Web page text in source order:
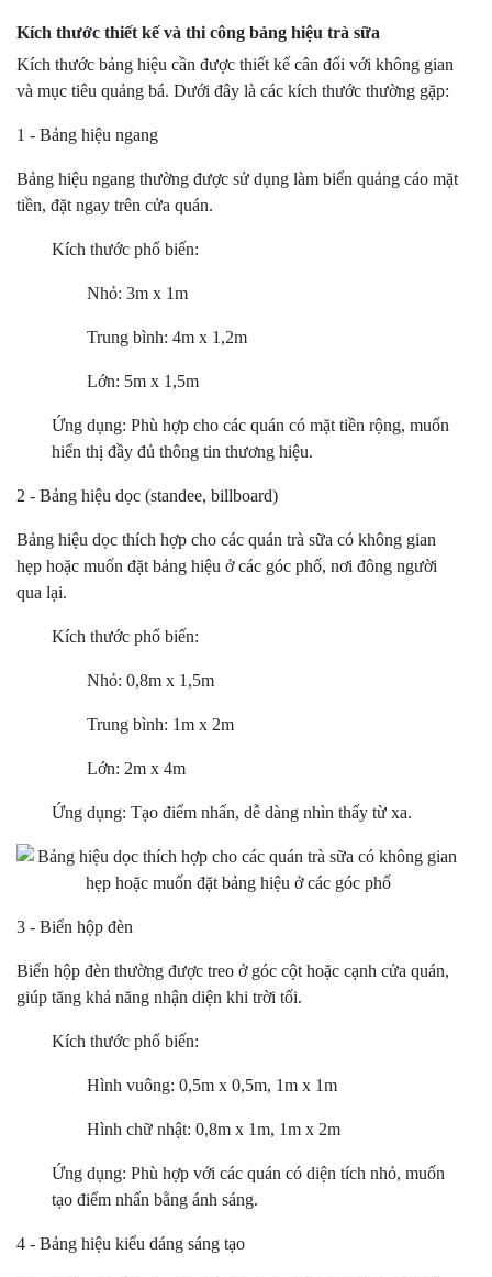
Kích thước thiết kế và thi công bảng hiệu trà sữa
Kích thước bảng hiệu cần được thiết kế cân đối với không gian
và mục tiêu quảng bá. Dưới đây là các kích thước thường gặp:
1 - Bảng hiệu ngang
Bảng hiệu ngang thường được sử dụng làm biển quảng cáo mặt
tiền, đặt ngay trên cửa quán.
Kích thước phổ biến:
Nhỏ: 3m x 1m
Trung bình: 4m x 1,2m
Lớn: 5m x 1,5m
Ứng dụng: Phù hợp cho các quán có mặt tiền rộng, muốn
hiển thị đầy đủ thông tin thương hiệu.
2 - Bảng hiệu dọc (standee, billboard)
Bảng hiệu dọc thích hợp cho các quán trà sữa có không gian
hẹp hoặc muốn đặt bảng hiệu ở các góc phố, nơi đông người
qua lại.
Kích thước phổ biến:
Nhỏ: 0,8m x 1,5m
Trung bình: 1m x 2m
Lớn: 2m x 4m
Ứng dụng: Tạo điểm nhấn, dễ dàng nhìn thấy từ xa.
3 - Biển hộp đèn
Biển hộp đèn thường được treo ở góc cột hoặc cạnh cửa quán,
giúp tăng khả năng nhận diện khi trời tối.
Kích thước phổ biến:
Hình vuông: 0,5m x 0,5m, 1m x 1m
Hình chữ nhật: 0,8m x 1m, 1m x 2m
Ứng dụng: Phù hợp với các quán có diện tích nhỏ, muốn
tạo điểm nhấn bằng ánh sáng.
4 - Bảng hiệu kiểu dáng sáng tạo